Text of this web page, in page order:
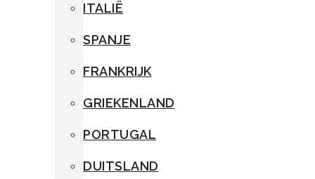
ITALIË
SPANJE
FRANKRIJK
GRIEKENLAND
PORTUGAL
DUITSLAND